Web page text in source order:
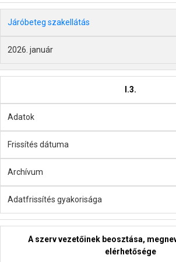
Járóbeteg szakellátás
2026. január
I.3.
Adatok
Frissítés dátuma
Archívum
Adatfrissítés gyakorisága
A szerv vezetőinek beosztása,
elérhetősége